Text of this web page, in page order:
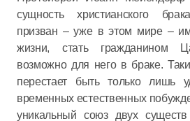
сущность христианского
призван – уже в этом мире –
жизни, стать гражданином
возможно для него в браке.
перестает быть только лишь
временных естественных
уникальный союз двух